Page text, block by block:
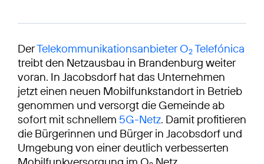
DerTelekommunikationsanbieter O2Telefónica
treibt den Netzausbau in Brandenburg weiter
voran. In Jacobsdorf hat das Unternehmen
jetzt einen neuen Mobilfunkstandort in Betrieb
genommen und versorgt die Gemeinde ab
sofort mit schnellem 5G-Netz. Damit profitieren
die Bürgerinnen und Bürger in Jacobsdorf und
Umgebung von einer deutlich verbesserten